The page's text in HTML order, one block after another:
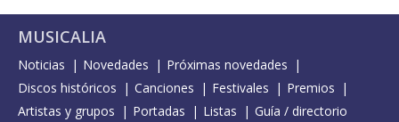
MUSICALIA
Noticias Novedades
Próximas novedades
Discos históricos
Canciones Festivales
Premios
Artistas y grupos
Portadas Listas Guía / directorio